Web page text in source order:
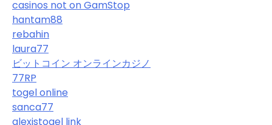
casinos not on GamStop
hantam88
rebahin
laura77
ビットコイン オンラインカジノ
77RP
togel online
sanca77
alexistogel link